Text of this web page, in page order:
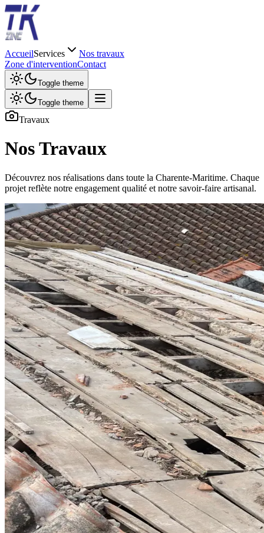
AccueilServices
Nos travaux
Zone d'interventionContact
Toggle theme
Toggle theme
Travaux
NosTravaux
Découvrez nos réalisations dans toute la Charente-Maritime. Chaque
projet reflète notre engagement qualité et notre savoir-faire artisanal.